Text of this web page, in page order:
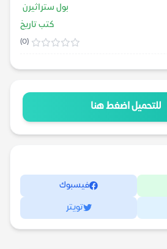
بول ستراثيرن
كتب تاريخ
(0)
للتحميل اضغط هنا
فيسبوك
تويتر